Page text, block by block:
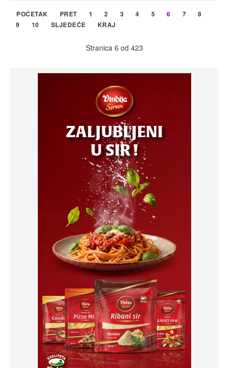
POČETAK PRET 1 2 3 4 5 6 7
8
9
10 SLJEDEĆE KRAJ
Stranica 6 od 423